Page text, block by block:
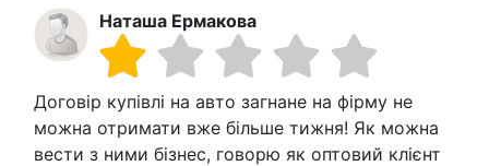
Наташа Ермакова
Договір купівлі на авто загнане на фірму не
можна отримати вже більше тижня! Як можна
вести з ними бізнес, говорю як оптовий клієнт